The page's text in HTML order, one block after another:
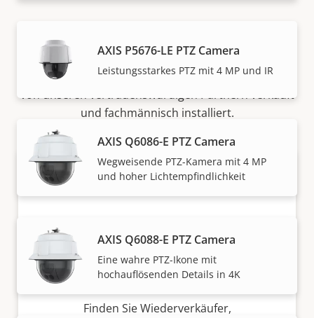
AXIS P5676-LE PTZ Camera
Leistungsstarkes PTZ mit 4 MP und IR
AXIS Q6086-E PTZ Camera
Wegweisende PTZ-Kamera mit 4 MP
und hoher Lichtempfindlichkeit
AXIS Q6088-E PTZ Camera
Eine wahre PTZ-Ikone mit
hochauflösenden Details in 4K
Vertrieb
Lösungen von Axis und individuelle Produkte werden
von unseren vertrauenswürdigen Partnern verkauft
und fachmännisch installiert.
Möchten Sie Axis Produkte kaufen?
Finden Sie Wiederverkäufer,